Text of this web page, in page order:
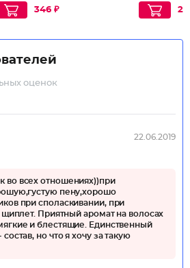
346 ₽
оценок
22.06.2019
во всех отношениях))при
пену,хорошо
при споласкивании, при
щиплет. Приятный аромат на волосах
и блестящие. Единственный
но что я хочу за такую